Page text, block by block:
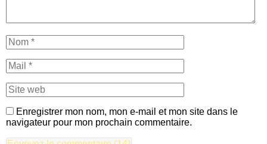
Enregistrer mon nom, mon e-mail et mon site dans le
navigateur pour mon prochain commentaire.